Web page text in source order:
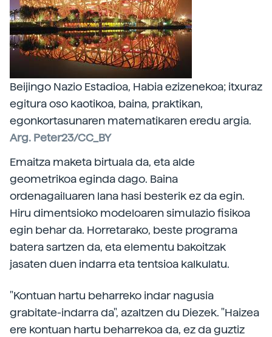
Beijingo Nazio Estadioa, Habia ezizenekoa; itxuraz
egitura oso kaotikoa, baina, praktikan,
egonkortasunaren matematikaren eredu argia.
Arg. Peter23/CC_BY
Emaitza maketa birtuala da, eta alde
geometrikoa eginda dago. Baina
ordenagailuaren lana hasi besterik ez da egin.
Hiru dimentsioko modeloaren simulazio fisikoa
egin behar da. Horretarako, beste programa
batera sartzen da, eta elementu bakoitzak
jasaten duen indarra eta tentsioa kalkulatu.
"Kontuan hartu beharreko indar nagusia
grabitate-indarra da", azaltzen du Diezek. "Haizea
ere kontuan hartu beharrekoa da, ez da guztiz